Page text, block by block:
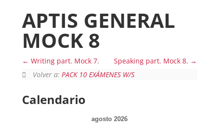
APTIS GENERAL
MOCK 8
Writing part. Mock 7.
Speaking part. Mock 8.
Volver a:PACK 10 EXÁMENES W/S
Calendario
agosto 2026